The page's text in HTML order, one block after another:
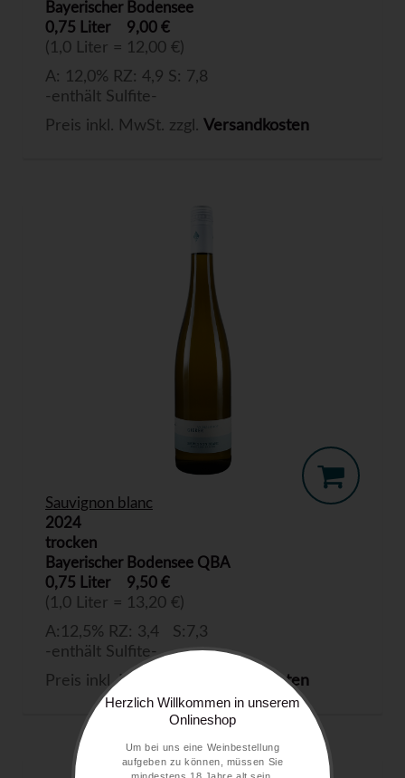
Bayerischer Bodensee
0,75 Liter
9,00 €
(1,0 Liter = 12,00 €)
A: 12,0% RZ: 4,9 S: 7,8
-enthält Sulfite-
Preis inkl. MwSt. zzgl. Versandkosten
Sauvignon blanc
2024
trocken
Bayerischer Bodensee QBA
0,75 Liter
9,50 €
(1,0 Liter = 13,20 €)
A:12,5% RZ: 3,4 S:7,3
-enthält Sulfite-
Preis inkl. MwSt. zzgl.
Versandkosten
Herzlich Willkommen in unserem
Onlineshop
Um bei uns eine Weinbestellung
aufgeben zu können, müssen Sie